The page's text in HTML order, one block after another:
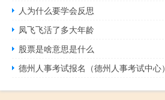
人为什么要学会反思
凤飞飞活了多大年龄
股票是啥意思是什么
德州人事考试报名（德州人事考试中心）